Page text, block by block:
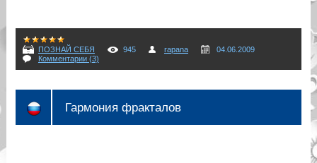
ПОЗНАЙ СЕБЯ 945 rapana
04.06.2009
Комментарии (3)
Гармония фракталов